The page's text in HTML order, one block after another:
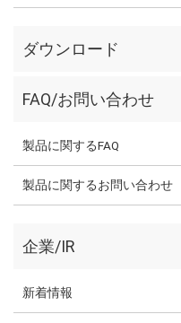
ダウンロード
FAQ/お問い合わせ
製品に関するFAQ
製品に関するお問い合わせ
企業/IR
新着情報